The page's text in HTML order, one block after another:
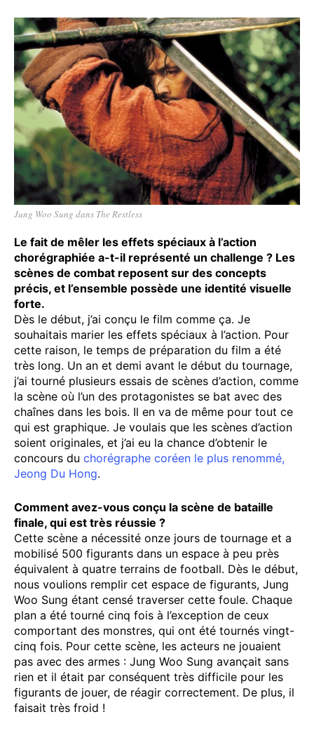
Jung Woo Sung dans The Restless
Le fait de mêler les effets spéciaux à l’action
chorégraphiée a-t-il représenté un challenge ? Les
scènes de combat reposent sur des concepts
précis, et l’ensemble possède une identité visuelle
forte.
Dès le début, j’ai conçu le film comme ça. Je
souhaitais marier les effets spéciaux à l’action. Pour
cette raison, le temps de préparation du film a été
très long. Un an et demi avant le début du tournage,
j’ai tourné plusieurs essais de scènes d’action, comme
la scène où l’un des protagonistes se bat avec des
chaînes dans les bois. Il en va de même pour tout ce
qui est graphique. Je voulais que les scènes d’action
soient originales, et j’ai eu la chance d’obtenir le
concours du chorégraphe coréen le plus renommé,
Jeong Du Hong.
Comment avez-vous conçu la scène de bataille
finale, qui est très réussie ?
Cette scène a nécessité onze jours de tournage et a
mobilisé 500 figurants dans un espace à peu près
équivalent à quatre terrains de football. Dès le début,
nous voulions remplir cet espace de figurants, Jung
Woo Sung étant censé traverser cette foule. Chaque
plan a été tourné cinq fois à l’exception de ceux
comportant des monstres, qui ont été tournés vingt-
cinq fois. Pour cette scène, les acteurs ne jouaient
pas avec des armes : Jung Woo Sung avançait sans
rien et il était par conséquent très difficile pour les
figurants de jouer, de réagir correctement. De plus, il
faisait très froid !